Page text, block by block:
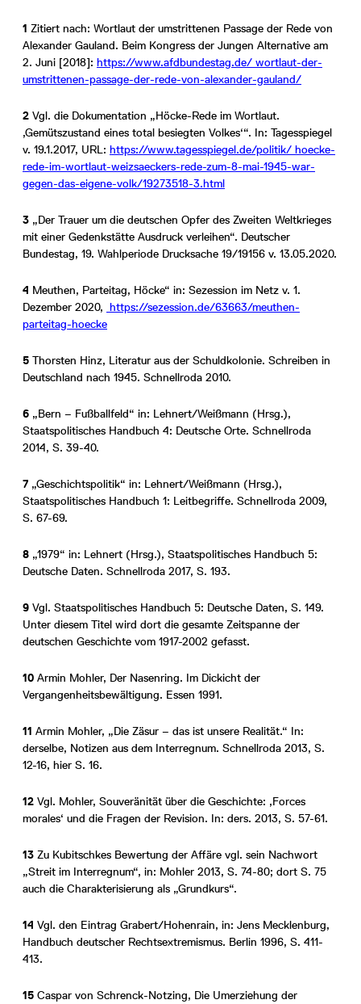
1 Zitiert nach: Wortlaut der umstrittenen Passage der Rede von
Alexander Gauland. Beim Kongress der Jungen Alternative am
2. Juni [2018]: https://www.afdbundestag.de/ wortlaut-der-
umstrittenen-passage-der-rede-von-alexander-gauland/
2 Vgl. die Dokumentation „Höcke-Rede im Wortlaut.
‚Gemütszustand eines total besiegten Volkes‘“. In: Tagesspiegel
v. 19.1.2017, URL: https://www.tagesspiegel.de/politik/ hoecke-
rede-im-wortlaut-weizsaeckers-rede-zum-8-mai-1945-war-
gegen-das-eigene-volk/19273518-3.html
3 „Der Trauer um die deutschen Opfer des Zweiten Weltkrieges
mit einer Gedenkstätte Ausdruck verleihen“. Deutscher
Bundestag, 19. Wahlperiode Drucksache 19/19156 v. 13.05.2020.
4 Meuthen, Parteitag, Höcke“ in: Sezession im Netz v. 1.
Dezember 2020, https://sezession.de/63663/meuthen-
parteitag-hoecke
5 Thorsten Hinz, Literatur aus der Schuldkolonie. Schreiben in
Deutschland nach 1945. Schnellroda 2010.
6 „Bern – Fußballfeld“ in: Lehnert/Weißmann (Hrsg.),
Staatspolitisches Handbuch 4: Deutsche Orte. Schnellroda
2014, S. 39-40.
7 „Geschichtspolitik“ in: Lehnert/Weißmann (Hrsg.),
Staatspolitisches Handbuch 1: Leitbegriffe. Schnellroda 2009,
S. 67-69.
8 „1979“ in: Lehnert (Hrsg.), Staatspolitisches Handbuch 5:
Deutsche Daten. Schnellroda 2017, S. 193.
9 Vgl. Staatspolitisches Handbuch 5: Deutsche Daten, S. 149.
Unter diesem Titel wird dort die gesamte Zeitspanne der
deutschen Geschichte vom 1917-2002 gefasst.
10 Armin Mohler, Der Nasenring. Im Dickicht der
Vergangenheitsbewältigung. Essen 1991.
11 Armin Mohler, „Die Zäsur – das ist unsere Realität.“ In:
derselbe, Notizen aus dem Interregnum. Schnellroda 2013, S.
12-16, hier S. 16.
12 Vgl. Mohler, Souveränität über die Geschichte: ‚Forces
morales‘ und die Fragen der Revision. In: ders. 2013, S. 57-61.
13 Zu Kubitschkes Bewertung der Affäre vgl. sein Nachwort
„Streit im Interregnum“, in: Mohler 2013, S. 74-80; dort S. 75
auch die Charakterisierung als „Grundkurs“.
14 Vgl. den Eintrag Grabert/Hohenrain, in: Jens Mecklenburg,
Handbuch deutscher Rechtsextremismus. Berlin 1996, S. 411-
413.
15 Caspar von Schrenck-Notzing, Die Umerziehung der